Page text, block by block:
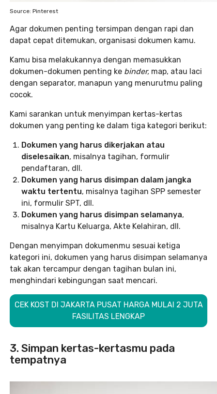
Source: Pinterest
Agar dokumen penting tersimpan dengan rapi dan
dapat cepat ditemukan, organisasi dokumen kamu.
Kamu bisa melakukannya dengan memasukkan
dokumen-dokumen penting ke binder, map, atau laci
dengan separator, manapun yang menurutmu paling
cocok.
Kami sarankan untuk menyimpan kertas-kertas
dokumen yang penting ke dalam tiga kategori berikut:
Dokumen yang harus dikerjakan atau
diselesaikan, misalnya tagihan, formulir
pendaftaran, dll.
Dokumen yang harus disimpan dalam jangka
waktu tertentu, misalnya tagihan SPP semester
ini, formulir SPT, dll.
Dokumen yang harus disimpan selamanya,
misalnya Kartu Keluarga, Akte Kelahiran, dll.
Dengan menyimpan dokumenmu sesuai ketiga
kategori ini, dokumen yang harus disimpan selamanya
tak akan tercampur dengan tagihan bulan ini,
menghindari kebingungan saat mencari.
CEK KOST DI JAKARTA PUSAT HARGA MULAI 2 JUTA
FASILITAS LENGKAP
3. Simpan kertas-kertasmu pada
tempatnya